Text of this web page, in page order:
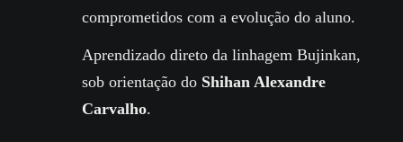
comprometidos com a evolução do aluno.
Aprendizado direto da linhagem Bujinkan,
sob orientação do Shihan Alexandre
Carvalho.